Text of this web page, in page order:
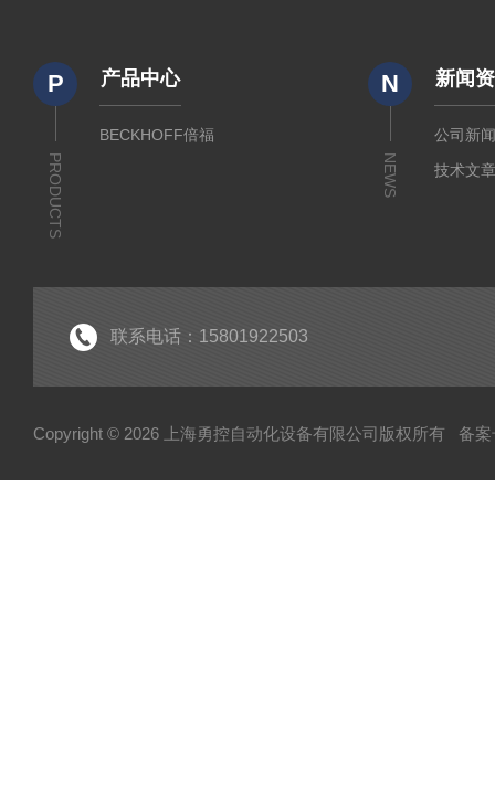
P
PRODUCTS
产品中心
BECKHOFF倍福
N
NEWS
新闻
公司新
技术文
联系电话：15801922503
Copyright © 2026 上海勇控自动化设备有限公司版权所有 备案